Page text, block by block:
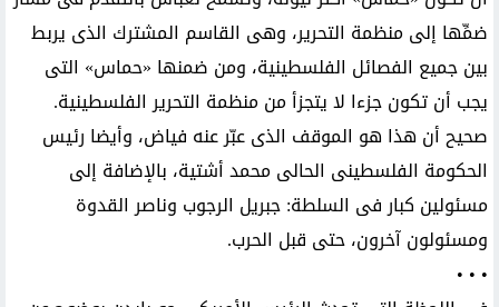
ضمِّها إلى منظمة التحرير، وهى القاسم المشترك الذى يربط
بين جميع الفصائل الفلسطينية، ومن ضمنها «حماس» التى
يجب أن تكون جزءا لا يتجزأ من منظمة التحرير الفلسطينية.
صحيح أن هذا هو الموقف الذى عبّر عنه فياض، وأيضا رئيس
الحكومة الفلسطينى الحالى محمد أشتية، بالإضافة إلى
مسئولين كبار فى السلطة: جبريل الرجوب وناصر القدوة
ومسئولون آخرون، حتى قبل الحرب.
• • •